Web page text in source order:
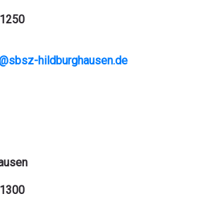
hildburghausen.de